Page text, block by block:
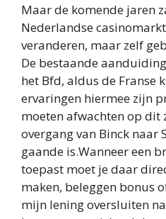
Maar de komende jaren
Nederlandse
veranderen, maar zelf
De bestaande
het Bfd, aldus de Franse
ervaringen hiermee zijn
moeten afwachten op dit
overgang van Binck naar
gaande is.Wanneer een
toepast moet je daar
maken, beleggen bonus
mijn lening oversluiten